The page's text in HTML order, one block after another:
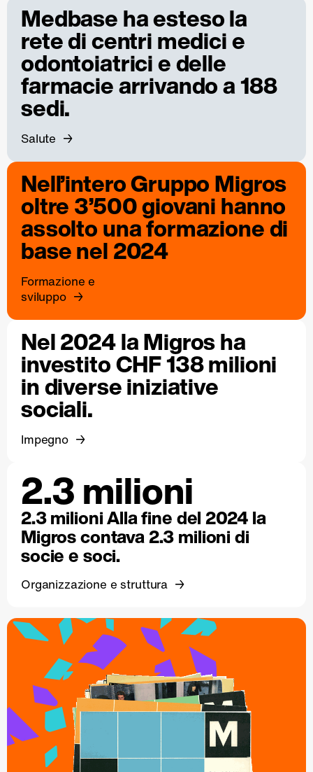
Medbase ha esteso la
rete di centri medici e
odontoiatrici e delle
farmacie arrivando a 188
sedi.
Salute
Nell’intero Gruppo Migros
oltre 3’500 giovani hanno
assolto una formazione di
base nel 2024
Formazione e
sviluppo
Nel 2024 la Migros ha
investito CHF 138 milioni
in diverse iniziative
sociali.
Impegno
2.3 milioni
2.3 milioni Alla fine del 2024 la
Migros contava 2.3 milioni di
socie e soci.
Organizzazione e struttura